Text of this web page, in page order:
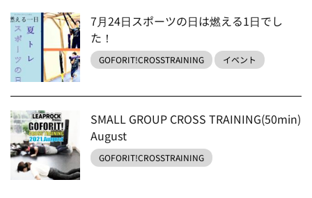
7月24日スポーツの日は燃える1日でし
た！
GOFORIT!CROSSTRAINING イベント
SMALL GROUP CROSS TRAINING(50min)
August
GOFORIT!CROSSTRAINING